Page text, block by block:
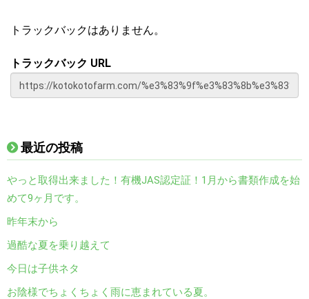
トラックバックはありません。
トラックバック URL
最近の投稿
やっと取得出来ました！有機JAS認定証！1月から書類作成を始
めて9ヶ月です。
昨年末から
過酷な夏を乗り越えて
今日は子供ネタ
お陰様でちょくちょく雨に恵まれている夏。